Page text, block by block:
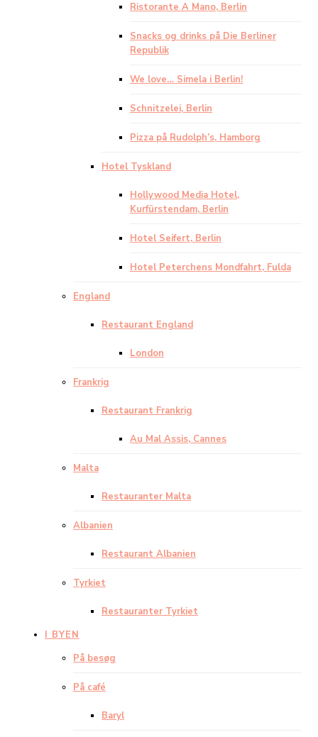
Ristorante A Mano, Berlin
Snacks og drinks på Die Berliner
Republik
We love… Simela i Berlin!
Schnitzelei, Berlin
Pizza på Rudolph’s, Hamborg
Hotel Tyskland
Hollywood Media Hotel,
Kurfürstendam, Berlin
Hotel Seifert, Berlin
Hotel Peterchens Mondfahrt, Fulda
England
Restaurant England
London
Frankrig
Restaurant Frankrig
Au Mal Assis, Cannes
Malta
Restauranter Malta
Albanien
Restaurant Albanien
Tyrkiet
Restauranter Tyrkiet
I BYEN
På besøg
På café
Baryl